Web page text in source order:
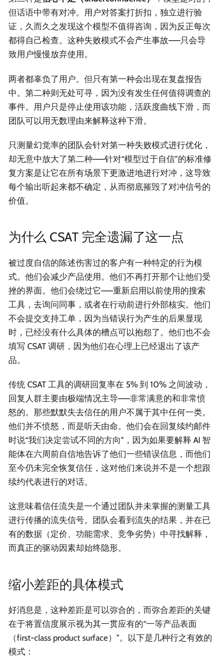
但话语中带有对冲。用户对答案打折扣，独立进行验
证，久而久之发现这个模型不值得咨询，因为反正每次
都得自己检查。这种失败模式不会产生事故——只会导
致用户慢慢放弃使用。
两者都辜负了用户。但只有第一种会出现在复盘报告
中。第二种则无处可寻，因为没有发生任何值得调查的
事件。用户只是停止使用该功能，活跃度曲线下滑，而
团队可以用无数理由来解释这种下滑。
只测量幻觉率的团队会针对第一种失败模式进行优化，
却无意中放大了第二种——针对“模型过于自信”的标准修
复方案是让它在所有场景下更激进地进行对冲，这导致
每个输出听起来都不确定，从而彻底摧毁了对冲信号的
价值。
为什么 CSAT 完全遗漏了这一点
被过度自信的陈述伤害过的客户有一种特定的行为模
式。他们会减少产品使用。他们不再打开那个让他们受
挫的界面。他们会绕过它——重新启用以前使用的搜索
工具，去询问同事，或者在行动前进行外部核实。他们
不会提交支持工单，因为当错误行为产生的后果显现
时，已经没有什么具体的槽点可以抱怨了。他们也不会
填写 CSAT 调研，因为他们在心理上已经退出了该产
品。
传统 CSAT 工具的调研回复率在 5% 到 10% 之间波动，
回复人群主要由极端情况主导——非常满意的和非常愤
怒的。那些默默失去信任的用户不属于其中任何一类。
他们并不愤怒，而是听天由命。他们会在回复续约邮件
时说“我们决定尝试不同的方向”，因为如果要解释 AI 智
能体在六周前自信地告诉了他们一些错误信息，而他们
至今仍未完全恢复信任，这对他们来说并不是一个想跟
续约代表进行的对话。
这意味着信任流失是一个通过团队并未掌握的测量工具
进行传播的流失信号。团队会看到流失的结果，并在已
有的数据（定价、功能需求、竞争劣势）中寻找解释，
而真正的驱动因素却始终隐形。
缩小差距的具体模式
好消息是，这种差距是可以弥合的，而弥合差距的关键
在于将置信度展示视为其一贯应有的“一等产品表面
（first-class product surface）”。以下是几种行之有效的
模式：